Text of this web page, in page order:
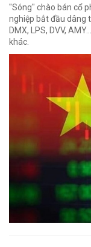
"Sóng" chào bán cổ
nghiệp bắt đầu dâng
DMX, LPS, DVV,
khác.